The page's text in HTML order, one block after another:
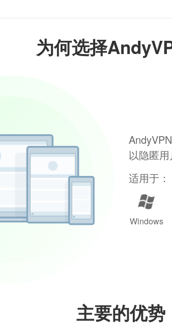
为何选择
以隐匿
适用于：
Windows
主要的优势